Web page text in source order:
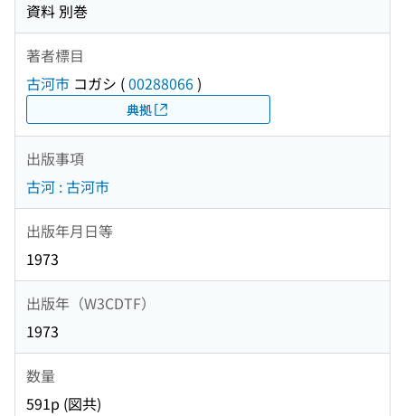
資料 別巻
著者標目
古河市 コガシ (00288066)
典拠
出版事項
古河 : 古河市
出版年月日等
1973
出版年（W3CDTF）
1973
数量
591p (図共)